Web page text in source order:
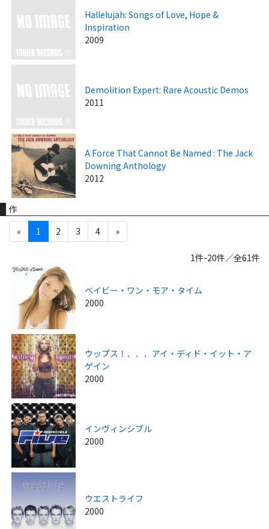
Hallelujah: Songs of Love, Hope &
Inspiration
2009
Demolition Expert: Rare Acoustic Demos
2011
A Force That Cannot Be Named : The Jack
Downing Anthology
2012
作
«
1 2 3 4 »
1件-20件／全61件
ベイビー・ワン・モア・タイム
2000
ウップス！．．．アイ・ディド・イット・ア
ゲイン
2000
インヴィンシブル
2000
ウエストライフ
2000